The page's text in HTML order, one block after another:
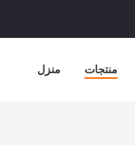
منزل منتجات